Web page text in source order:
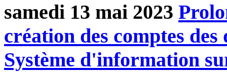
samedi 13 mai 2023
création des comptes
Système d'information